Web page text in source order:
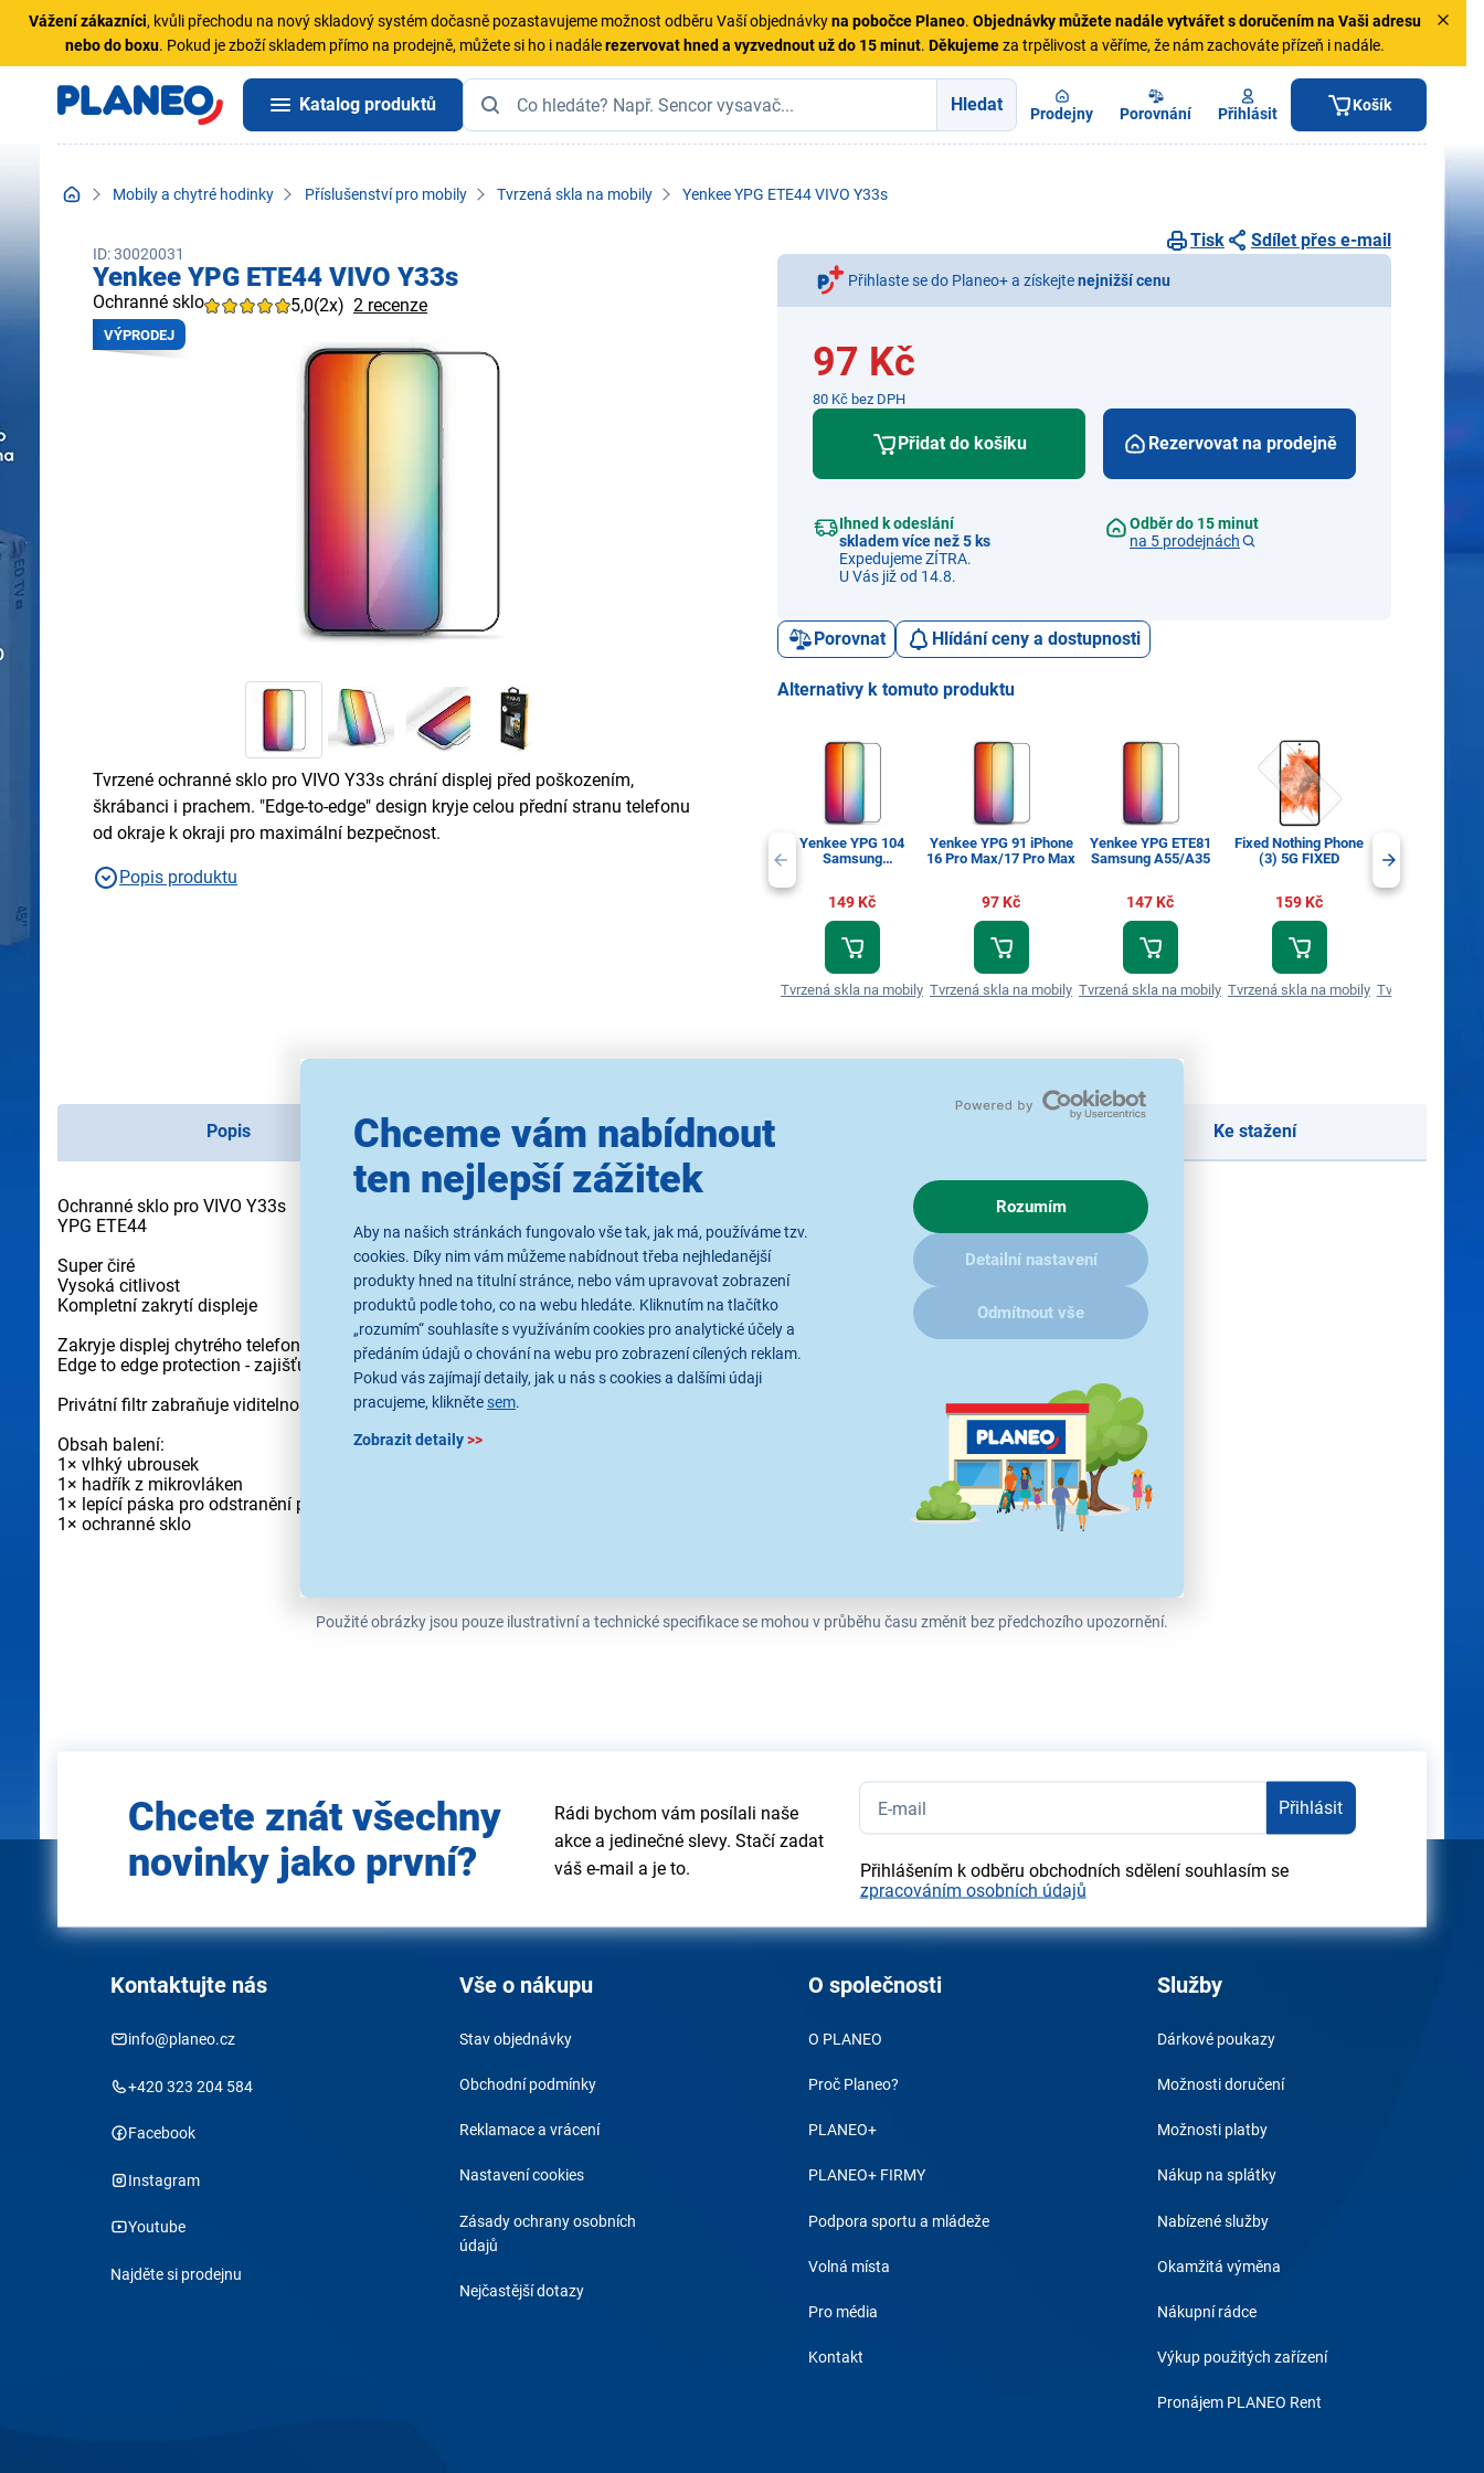
Chceme vám nabídnout
ten nejlepší zážitek
Aby na našich stránkách fungovalo vše tak, jak má, používáme tzv.
cookies. Díky nim vám můžeme nabídnout třeba nejhledanější
produkty hned na titulní stránce, nebo vám upravovat zobrazení
produktů podle toho, co na webu hledáte. Kliknutím na tlačítko
„rozumím“ souhlasíte s využíváním cookies pro analytické účely a
předáním údajů o chování na webu pro zobrazení cílených reklam.
Pokud vás zajímají detaily, jak u nás s cookies a dalšími údaji
pracujeme, klikněte sem.
Zobrazit detaily>>
Rozumím
Detailní nastavení
Odmítnout vše
Vážení zákazníci, kvůli přechodu na nový skladový systém dočasně pozastavujeme možnost odběru Vaší objednávkyna pobočce Planeo. Objednávkymůžete nadále vytvářet s doručením na Vaši adresu
nebo do boxu. Pokud je zboží skladem přímo na prodejně, můžete si ho i nadálerezervovat hned a vyzvednout už do 15 minut. Děkujemeza trpělivost a věříme, že nám zachováte přízeň i nadále.
Katalog produktů Hledat Prodejny Porovnání Přihlásit Košík
Mobily a chytré hodinky Příslušenství pro mobily Tvrzená skla na mobily Yenkee YPG ETE44 VIVO Y33s
ID: 30020031
Yenkee YPG ETE44 VIVO Y33s
Ochranné sklo 5,0(2x) 2 recenze
VÝPRODEJ
Tvrzené ochranné sklo pro VIVO Y33s chrání displej před poškozením,
škrábanci i prachem. "Edge-to-edge" design kryje celou přední stranu telefonu
od okraje k okraji pro maximální bezpečnost.
Popis produktu
Tisk Sdílet přes e-mail
Přihlaste se do Planeo+ a získejtenejnižší cenu
97 Kč
80 Kč bez DPH
Přidat do košíku
Ihned k odeslání
skladem více než 5 ks
Expedujeme ZÍTRA.
U Vás již od 14.8.
Rezervovat na prodejně
Odběr do 15 minut
na 5 prodejnách
Porovnat Hlídání ceny a dostupnosti
Alternativy k tomuto produktu
Yenkee YPG 104
Samsung
149 Kč
Tvrzená skla na mobily
Yenkee YPG 91 iPhone
16 Pro Max/17 Pro Max
97 Kč
Tvrzená skla na mobily
Yenkee YPG ETE81
Samsung A55/A35
147 Kč
Tvrzená skla na mobily
Fixed Nothing Phone
(3) 5G FIXED
159 Kč
Tvrzená skla na mobily
Guard Spare
Tvrzená skla na
Popis Parametry Ke stažení
Ochranné sklo pro VIVO Y33s
YPG ETE44
Super čiré
Vysoká citlivost
Kompletní zakrytí displeje
Zakryje displej chytrého telefonu a ochrání ho před poškozením, poškrábáním i prachem
Edge to edge protection - zajišťuje bezpečnost celé přední strany telefonu od okraje k okraji
Privátní filtr zabraňuje viditelnosti displeje z boku - už nebudete muset mít obavy o to, kdo z okolí vidí, co máte na obrazovce
Obsah balení:
1× vlhký ubrousek
1× hadřík z mikrovláken
1× lepící páska pro odstranění prachu
1× ochranné sklo
Použité obrázky jsou pouze ilustrativní a technické specifikace se mohou v průběhu času změnit bez předchozího upozornění.
e-mail
Chcete znát všechny
novinky jako první?
Rádi bychom vám posílali naše
akce a jedinečné slevy. Stačí zadat
váš e-mail a je to.
Přihlásit
Přihlášením k odběru obchodních sdělení souhlasím se
zpracováním osobních údajů
Kontaktujte nás
info@planeo.cz
+420 323 204 584
Facebook
Instagram
Youtube
Najděte si prodejnu
Vše o nákupu
Stav objednávky
Obchodní podmínky
Reklamace a vrácení
Nastavení cookies
Zásady ochrany osobních
údajů
Nejčastější dotazy
O společnosti
O PLANEO
Proč Planeo?
PLANEO+
PLANEO+ FIRMY
Podpora sportu a mládeže
Volná místa
Pro média
Kontakt
Služby
Dárkové poukazy
Možnosti doručení
Možnosti platby
Nákup na splátky
Nabízené služby
Okamžitá výměna
Nákupní rádce
Výkup použitých zařízení
Pronájem PLANEO Rent